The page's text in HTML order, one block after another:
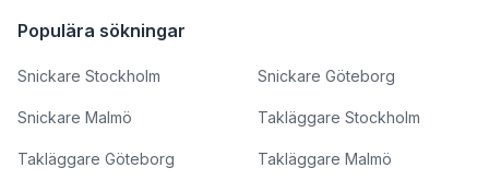
Populära sökningar
Snickare Stockholm Snickare Göteborg
Snickare Malmö Takläggare Stockholm
Takläggare Göteborg Takläggare Malmö